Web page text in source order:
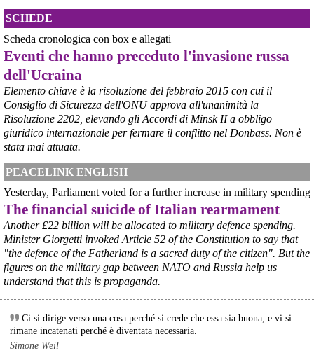
@peacelink - 6/8/2026 21:45
borsaitaliana.it/borsa/notizie
Si sta ragionando su un piano B per Taranto dopo la chiusura
dell’area a caldo dell’ILVA?
@peacelink - 6/8/2026 21:41
cronachetarantine.it/index.php
il Governo ha manifestato l’intenzione di predisporre un
provvedimento straordinario per attenuare le conseguenze
economiche e sociali della prevista fermata dell’area a caldo e ha
chiesto alle rappresentanze del territorio di formulare proposte
concrete per definirne i contenuti. Casartigiani valuta positivamente
questa disponibilità.
#ILVA #Taranto
SCHEDE
Scheda cronologica con box e allegati
Eventi che hanno preceduto l'invasione russa
dell'Ucraina
Elemento chiave è la risoluzione del febbraio 2015 con cui il
Consiglio di Sicurezza dell'ONU approva all'unanimità la
Risoluzione 2202, elevando gli Accordi di Minsk II a obbligo
giuridico internazionale per fermare il conflitto nel Donbass. Non è
stata mai attuata.
PEACELINK ENGLISH
Yesterday, Parliament voted for a further increase in military spending
The financial suicide of Italian rearmament
Another £22 billion will be allocated to military defence spending.
Minister Giorgetti invoked Article 52 of the Constitution to say that
"the defence of the Fatherland is a sacred duty of the citizen". But the
figures on the military gap between NATO and Russia help us
understand that this is propaganda.
Ci si dirige verso una cosa perché si crede che essa sia buona; e vi si
rimane incatenati perché è diventata necessaria.
Simone Weil